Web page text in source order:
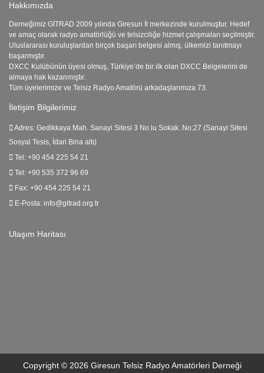
Hakkımızda
Derneğimiz GİTRAD 2009 yılında Giresun İl merkezinde kurulmuştur. Hedef
ve amaç olarak radyo amatörlüğü ve telsizciliğe hizmet çalışmaları seçilmiştir.
Uluslararası kuruluşlardan birçok başarı belgesi almış, ülkemizi tanıtmayı
başarmıştır.
DXCC Kulübünün üyesi olmuş, Türkiye’de bir ilk olan DXCC Belgelerini de
almaya hak kazanmıştır.
Tüm üyelerimize ve Telsiz Radyo Amatörü arkadaşlarımıza 73.
İletişim Bilgilerimiz
Adres: Gedikkaya Mah. Sanayi Sitesi 3 No.lu Sokak. No:27 (Sanayi Sitesi
Sosyal Tesis, İdari Bina altı)
Tel: +90 454 225 54 21
Tel: +90 535 372 96 69
Fax: +90 454 225 54 21
E-Posta: info@gitrad.org.tr
Ulaşım Haritası
Copyright © 2026 Giresun Telsiz Radyo Amatörleri Derneği